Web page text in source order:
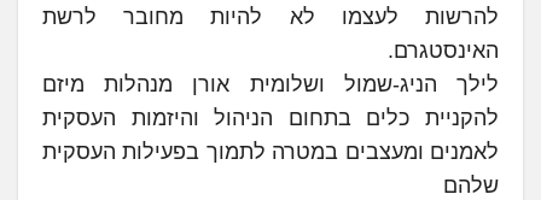
להרשות לעצמו לא להיות מחובר לרשת
האינסטגרם.
לילך הניג-שמול ושלומית אורן מנהלות מיזם
להקניית כלים בתחום הניהול והיזמות העסקית
לאמנים ומעצבים במטרה לתמוך בפעילות העסקית
שלהם